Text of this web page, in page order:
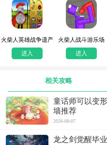
火柴人英雄战争遗产
进入
火柴人战斗游乐场
进入
相关攻略
童话师可以变
墙推荐
2026-08-07
龙之剑觉醒毕